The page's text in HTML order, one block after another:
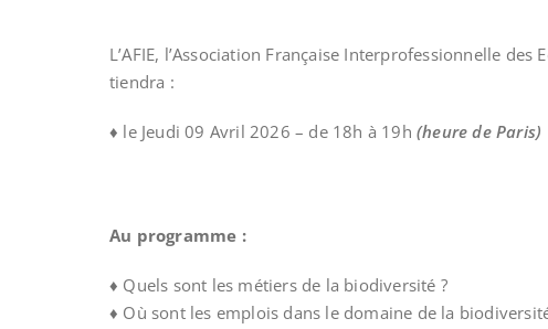
L’AFIE, l’Association Française Interprofessionnelle
tiendra :
♦️ le Jeudi 09 Avril 2026 – de 18h à 19h (heure de Paris)
Au programme :
♦️ Quels sont les métiers de la biodiversité ?
♦️ Où sont les emplois dans le domaine de la